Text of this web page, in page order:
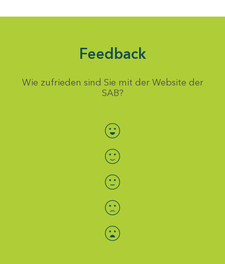
Feedback
Wie zufrieden sind Sie mit der Website der
SAB?
Bewertung auswählen